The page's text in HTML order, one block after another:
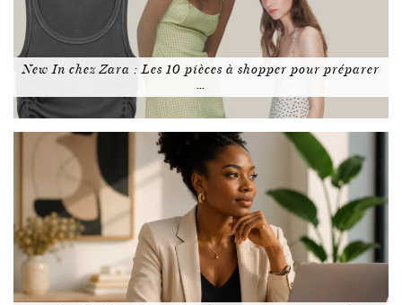
New In chez Zara : Les 10 pièces à shopper pour préparer
…